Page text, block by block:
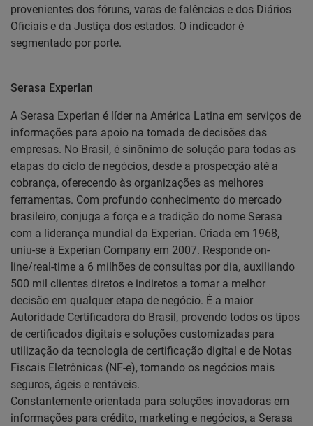
provenientes dos fóruns, varas de falências e dos Diários
Oficiais e da Justiça dos estados. O indicador é
segmentado por porte.
Serasa Experian
A Serasa Experian é líder na América Latina em serviços de
informações para apoio na tomada de decisões das
empresas. No Brasil, é sinônimo de solução para todas as
etapas do ciclo de negócios, desde a prospecção até a
cobrança, oferecendo às organizações as melhores
ferramentas. Com profundo conhecimento do mercado
brasileiro, conjuga a força e a tradição do nome Serasa
com a liderança mundial da Experian. Criada em 1968,
uniu-se à Experian Company em 2007. Responde on-
line/real-time a 6 milhões de consultas por dia, auxiliando
500 mil clientes diretos e indiretos a tomar a melhor
decisão em qualquer etapa de negócio. É a maior
Autoridade Certificadora do Brasil, provendo todos os tipos
de certificados digitais e soluções customizadas para
utilização da tecnologia de certificação digital e de Notas
Fiscais Eletrônicas (NF-e), tornando os negócios mais
seguros, ágeis e rentáveis.
Constantemente orientada para soluções inovadoras em
informações para crédito, marketing e negócios, a Serasa